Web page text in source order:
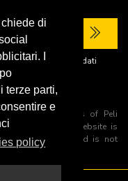
chiede di
I
terze parti,
e
policy
al trattamento dei miei dati
trademarks of Peli
affiliates. This website is
SRL and is not